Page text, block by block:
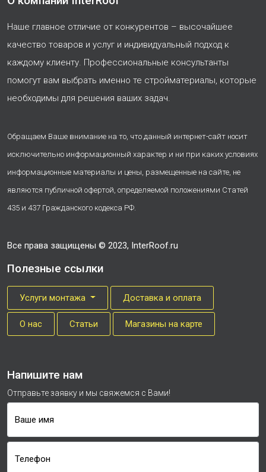
Наше главное отличие от конкурентов – высочайшее
качество товаров и услуг и индивидуальный подход к
каждому клиенту. Профессиональные консультанты
помогут вам выбрать именно те стройматериалы, которые
необходимы для решения ваших задач.
Обращаем Ваше внимание на то, что данный интернет-сайт носит
исключительно информационный характер и ни при каких условиях
информационные материалы и цены, размещенные на сайте, не
являются публичной офертой, определяемой положениями Статей
435 и 437 Гражданского кодекса РФ.
Все права защищены © 2023, InterRoof.ru
Полезные ссылки
Услуги монтажа Доставка и оплата
О нас Cтатьи Магазины на карте
Напишите нам
Отправьте заявку и мы свяжемся с Вами!
Ваше имя
Телефон